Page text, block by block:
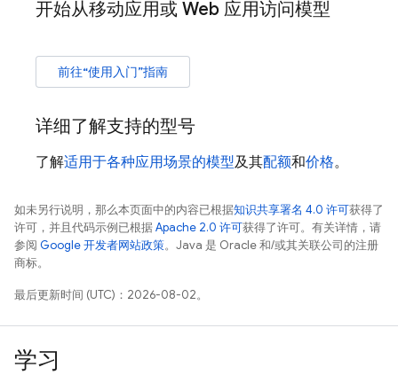
开始从移动应用或 Web 应用访问模型
前往“使用入门”指南
详细了解支持的型号
了解适用于各种应用场景的模型及其配额和价格。
如未另行说明，那么本页面中的内容已根据知识共享署名 4.0 许可获得了
许可，并且代码示例已根据Apache 2.0 许可获得了许可。有关详情，请
参阅 Google 开发者网站政策。Java 是 Oracle 和/或其关联公司的注册
商标。
最后更新时间 (UTC)：2026-08-02。
学习